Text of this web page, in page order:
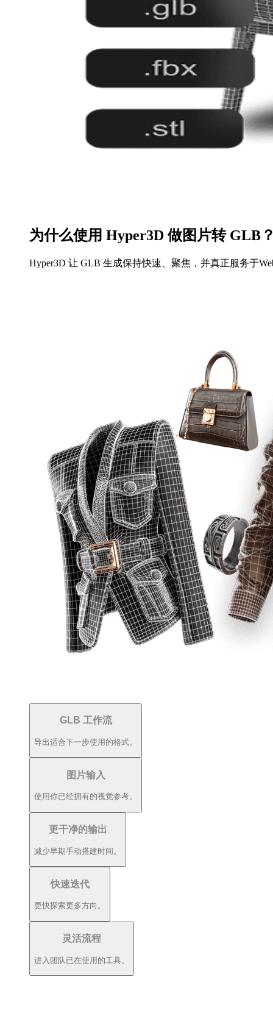
为什么使用 Hyper3D 做图片转 GLB
Hyper3D 让 GLB 生成保持快速、聚焦，并真正服务于
GLB 工作流适配
创建可自然进入Web、AR、VR、电商和实时预览流程
以图片开始创作
从产品照片、草图或概念图开始，而不必从零搭建每个
更干净的初始输出
生成可检查、可优化并可用于生产准备的实用结构。
快速迭代
在最终建模或清理前，先从图片探索多个 GLB 方向。
流程灵活性
可直接使用 Hyper3D 输出，或继续在兼容该格式的工具
GLB 工作流
导出适合下一步使用的格式。
图片输入
使用你已经拥有的视觉参考。
更干净的输出
减少早期手动搭建时间。
快速迭代
更快探索更多方向。
灵活流程
进入团队已在使用的工具。